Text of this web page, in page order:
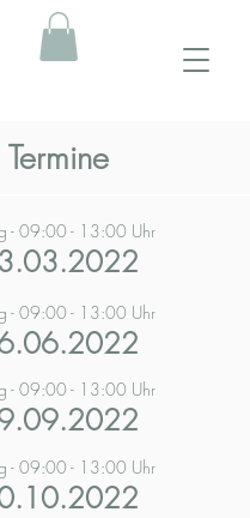
Termine
- 09:00 - 13:00 Uhr
- 09:00 - 13:00 Uhr
- 09:00 - 13:00 Uhr
.09.2022
- 09:00 - 13:00 Uhr
.10.2022